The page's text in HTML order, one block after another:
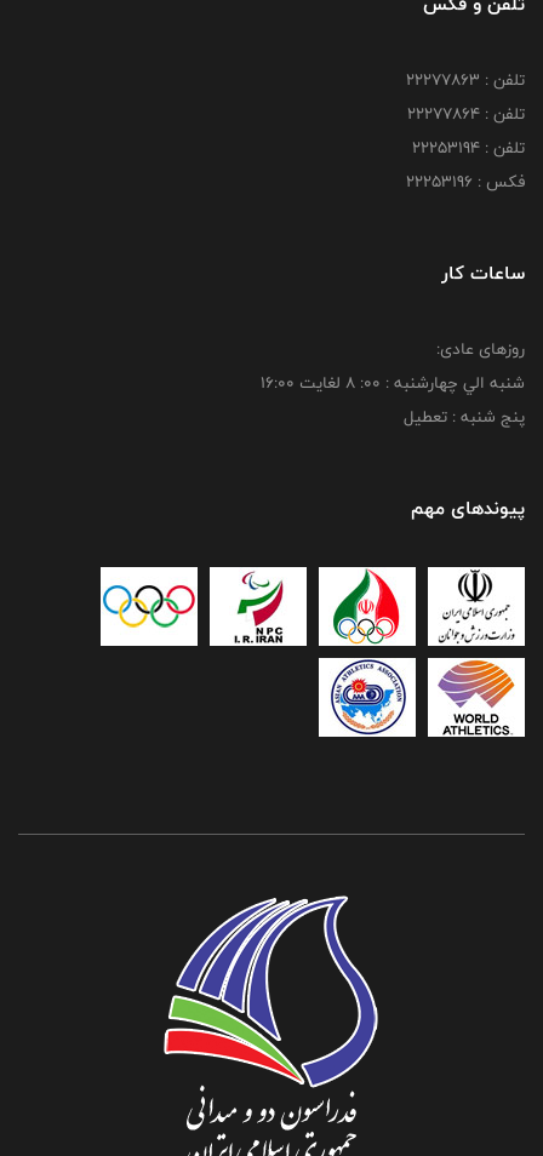
تلفن و فکس
تلفن : 22277863
تلفن : 22277864
تلفن : 22253194
فکس : 22253196
ساعات کار
روزهای عادی:
شنبه الي چهارشنبه : 00: 8 لغايت 16:00
پنج شنبه : تعطیل
پیوندهای مهم